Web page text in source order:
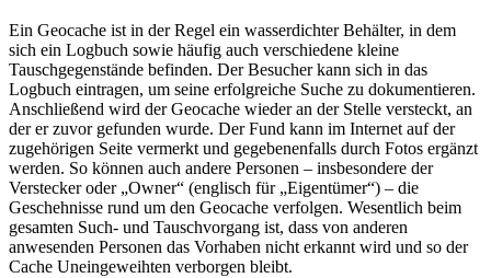
Ein Geocache ist in der Regel ein wasserdichter Behälter, in dem
sich ein Logbuch sowie häufig auch verschiedene kleine
Tauschgegenstände befinden. Der Besucher kann sich in das
Logbuch eintragen, um seine erfolgreiche Suche zu dokumentieren.
Anschließend wird der Geocache wieder an der Stelle versteckt, an
der er zuvor gefunden wurde. Der Fund kann im Internet auf der
zugehörigen Seite vermerkt und gegebenenfalls durch Fotos ergänzt
werden. So können auch andere Personen – insbesondere der
Verstecker oder „Owner“ (englisch für „Eigentümer“) – die
Geschehnisse rund um den Geocache verfolgen. Wesentlich beim
gesamten Such- und Tauschvorgang ist, dass von anderen
anwesenden Personen das Vorhaben nicht erkannt wird und so der
Cache Uneingeweihten verborgen bleibt.